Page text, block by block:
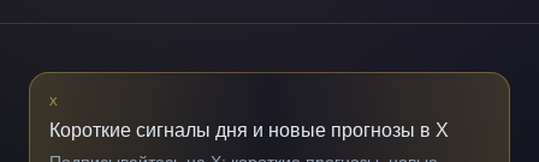
X
Короткие сигналы дня и новые прогнозы в X